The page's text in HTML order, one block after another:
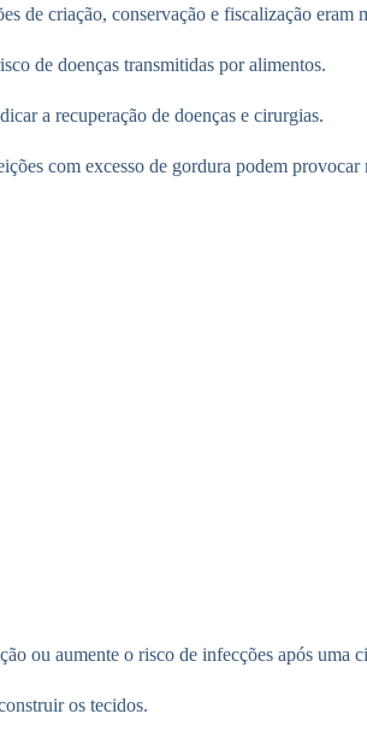
de criação, conservação e fiscalização eram
de doenças transmitidas por alimentos.
a recuperação de doenças e cirurgias.
com excesso de gordura podem provocar
ou aumente o risco de infecções após uma
os tecidos.